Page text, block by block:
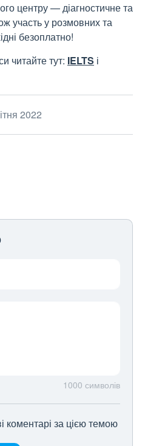
центру — діагностичне та
участь у розмовних та
безоплатно!
читайте тут: IELTS і
2022
1000 символів
коментарі за цією темою